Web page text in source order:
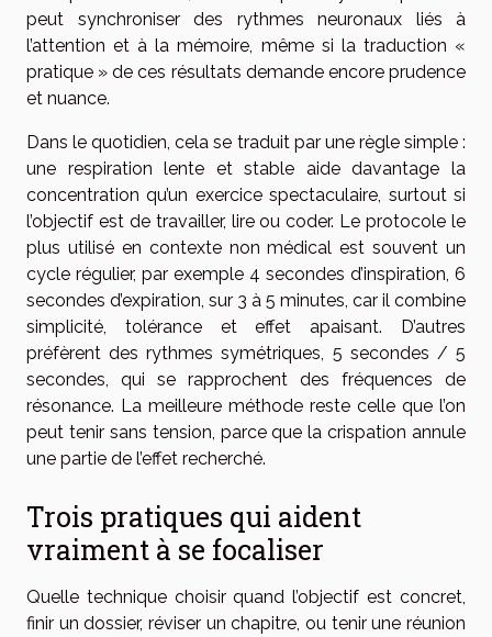
peut synchroniser des rythmes neuronaux liés à
l’attention et à la mémoire, même si la traduction «
pratique » de ces résultats demande encore prudence
et nuance.
Dans le quotidien, cela se traduit par une règle simple :
une respiration lente et stable aide davantage la
concentration qu’un exercice spectaculaire, surtout si
l’objectif est de travailler, lire ou coder. Le protocole le
plus utilisé en contexte non médical est souvent un
cycle régulier, par exemple 4 secondes d’inspiration, 6
secondes d’expiration, sur 3 à 5 minutes, car il combine
simplicité, tolérance et effet apaisant. D’autres
préfèrent des rythmes symétriques, 5 secondes / 5
secondes, qui se rapprochent des fréquences de
résonance. La meilleure méthode reste celle que l’on
peut tenir sans tension, parce que la crispation annule
une partie de l’effet recherché.
Trois pratiques qui aident
vraiment à se focaliser
Quelle technique choisir quand l’objectif est concret,
finir un dossier, réviser un chapitre, ou tenir une réunion